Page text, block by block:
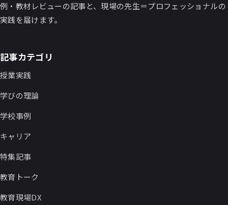
例・教材レビューの記事と、現場の先生＝プロフェッショナルの
実践を届けます。
記事カテゴリ
授業実践
学びの理論
学校事例
キャリア
特集記事
教育トーク
教育現場DX